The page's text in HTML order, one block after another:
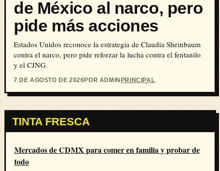
de México al narco, pero
pide más acciones
Estados Unidos reconoce la estrategia de Claudia Sheinbaum
contra el narco, pero pide reforzar la lucha contra el fentanilo
y el CJNG.
7 DE AGOSTO DE 2026POR ADMINPRINCIPAL
TINTA FRESCA
Mercados de CDMX para comer en familia y probar de
todo